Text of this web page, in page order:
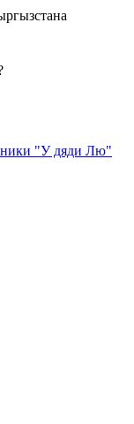
"У дяди Лю"